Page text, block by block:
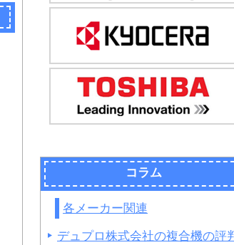
コラム
各メーカー関連
デュプロ株式会社の複合機の評